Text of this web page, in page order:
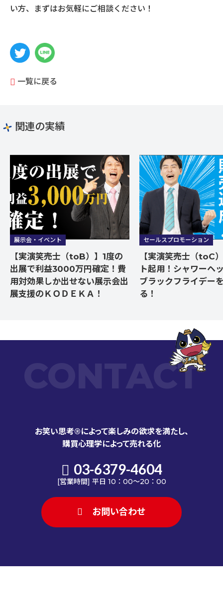
い方、まずはお気軽にご相談ください！
一覧に戻る
関連の実績
展示会・イベント
【実演笑売士（toB）】1度の
出展で利益3000万円確定！費
用対効果しか出せない展示会出
展支援のＫＯＤＥＫＡ！
セールスプロモーション
【実演笑売士（toC
ト起用！シャワーヘ
ブラックフライデー
る！
CONTACT
お笑い思考®によって楽しみの欲求を満たし、
購買心理学によって売れる化
03-6379-4604
[営業時間] 平日 10：00～20：00
お問い合わせ